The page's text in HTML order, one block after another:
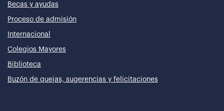
Becas y ayudas
Proceso de admisión
Internacional
Colegios Mayores
Biblioteca
Buzón de quejas, sugerencias y felicitaciones